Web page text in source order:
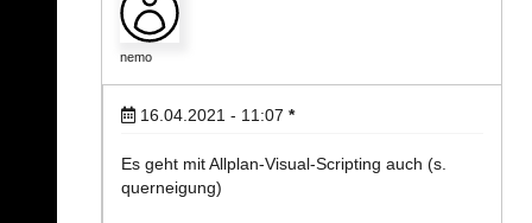
nemo
16.04.2021 - 11:07 *
Es geht mit Allplan-Visual-Scripting auch (s.
querneigung)